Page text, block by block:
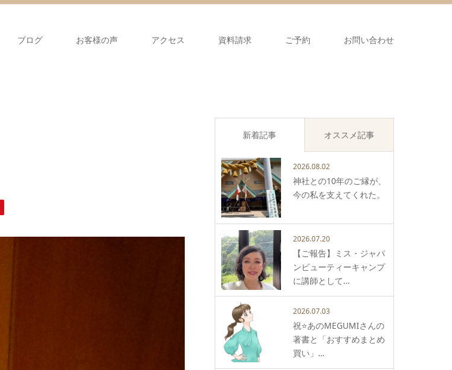
ブログ お客様の声 アクセス 資料請求 ご予約 お問い合わせ
新着記事 オススメ記事
2026.08.02
神社との10年のご縁が、
今の私を支えてくれた。
2026.07.20
【ご報告】ミス・ジャパ
ンビューティーキャンプ
に講師として…
2026.07.03
祝⭐️あのMEGUMIさんの
著書と「おすすめまとめ
買い」…